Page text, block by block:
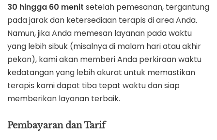
30 hingga 60 menit setelah pemesanan, tergantung
pada jarak dan ketersediaan terapis di area Anda.
Namun, jika Anda memesan layanan pada waktu
yang lebih sibuk (misalnya di malam hari atau akhir
pekan), kami akan memberi Anda perkiraan waktu
kedatangan yang lebih akurat untuk memastikan
terapis kami dapat tiba tepat waktu dan siap
memberikan layanan terbaik.
Pembayaran dan Tarif